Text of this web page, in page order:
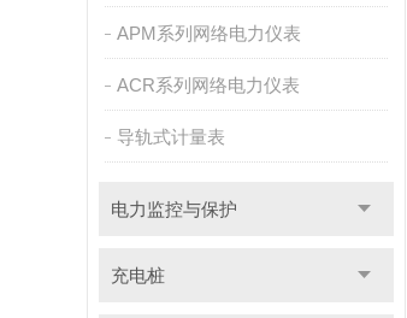
APM系列网络电力仪表
ACR系列网络电力仪表
导轨式计量表
电力监控与保护
充电桩